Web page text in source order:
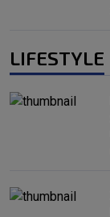
LIFESTYLE